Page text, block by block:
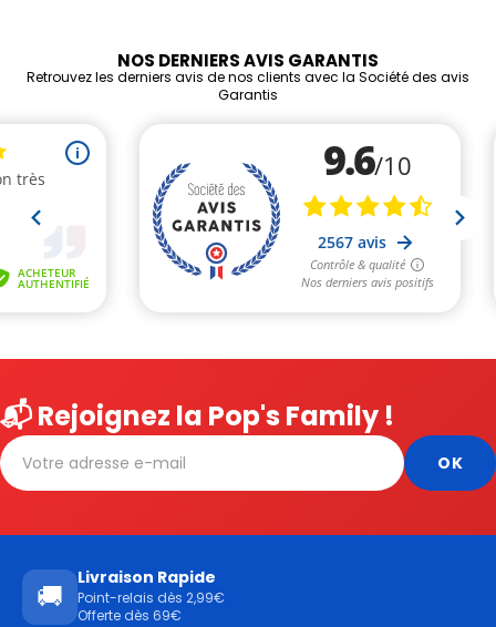
NOS DERNIERS AVIS GARANTIS
Retrouvez les derniers avis de nos clients avec la Société des avis
Garantis
📬 Rejoignez la Pop's Family !
🚚
Livraison Rapide
Point-relais dès 2,99€
Offerte dès 69€